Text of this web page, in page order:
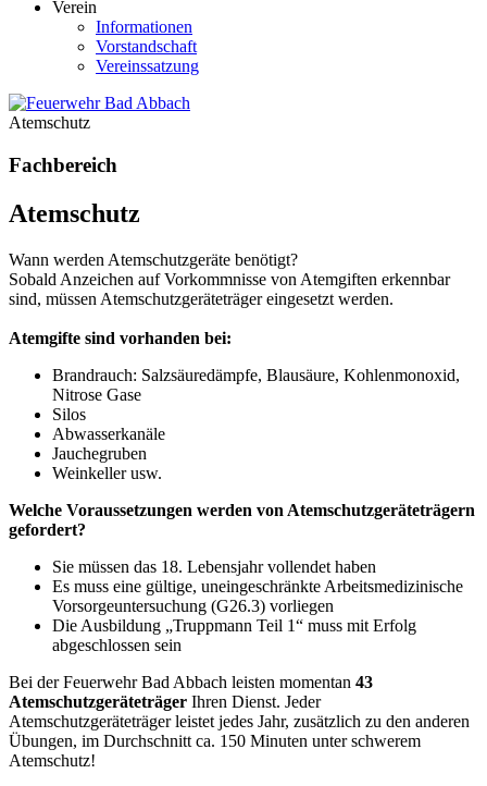
Verein
Informationen
Vorstandschaft
Vereinssatzung
Atemschutz
Fachbereich
Atemschutz
Wann werden Atemschutzgeräte benötigt?
Sobald Anzeichen auf Vorkommnisse von Atemgiften erkennbar
sind, müssen Atemschutzgeräteträger eingesetzt werden.
Atemgifte sind vorhanden bei:
Brandrauch: Salzsäuredämpfe, Blausäure, Kohlenmonoxid,
Nitrose Gase
Silos
Abwasserkanäle
Jauchegruben
Weinkeller usw.
Welche Voraussetzungen werden von Atemschutzgeräteträgern
gefordert?
Sie müssen das 18. Lebensjahr vollendet haben
Es muss eine gültige, uneingeschränkte Arbeitsmedizinische
Vorsorgeuntersuchung (G26.3) vorliegen
Die Ausbildung „Truppmann Teil 1“ muss mit Erfolg
abgeschlossen sein
Bei der Feuerwehr Bad Abbach leisten momentan 43
Atemschutzgeräteträger Ihren Dienst. Jeder
Atemschutzgeräteträger leistet jedes Jahr, zusätzlich zu den anderen
Übungen, im Durchschnitt ca. 150 Minuten unter schwerem
Atemschutz!